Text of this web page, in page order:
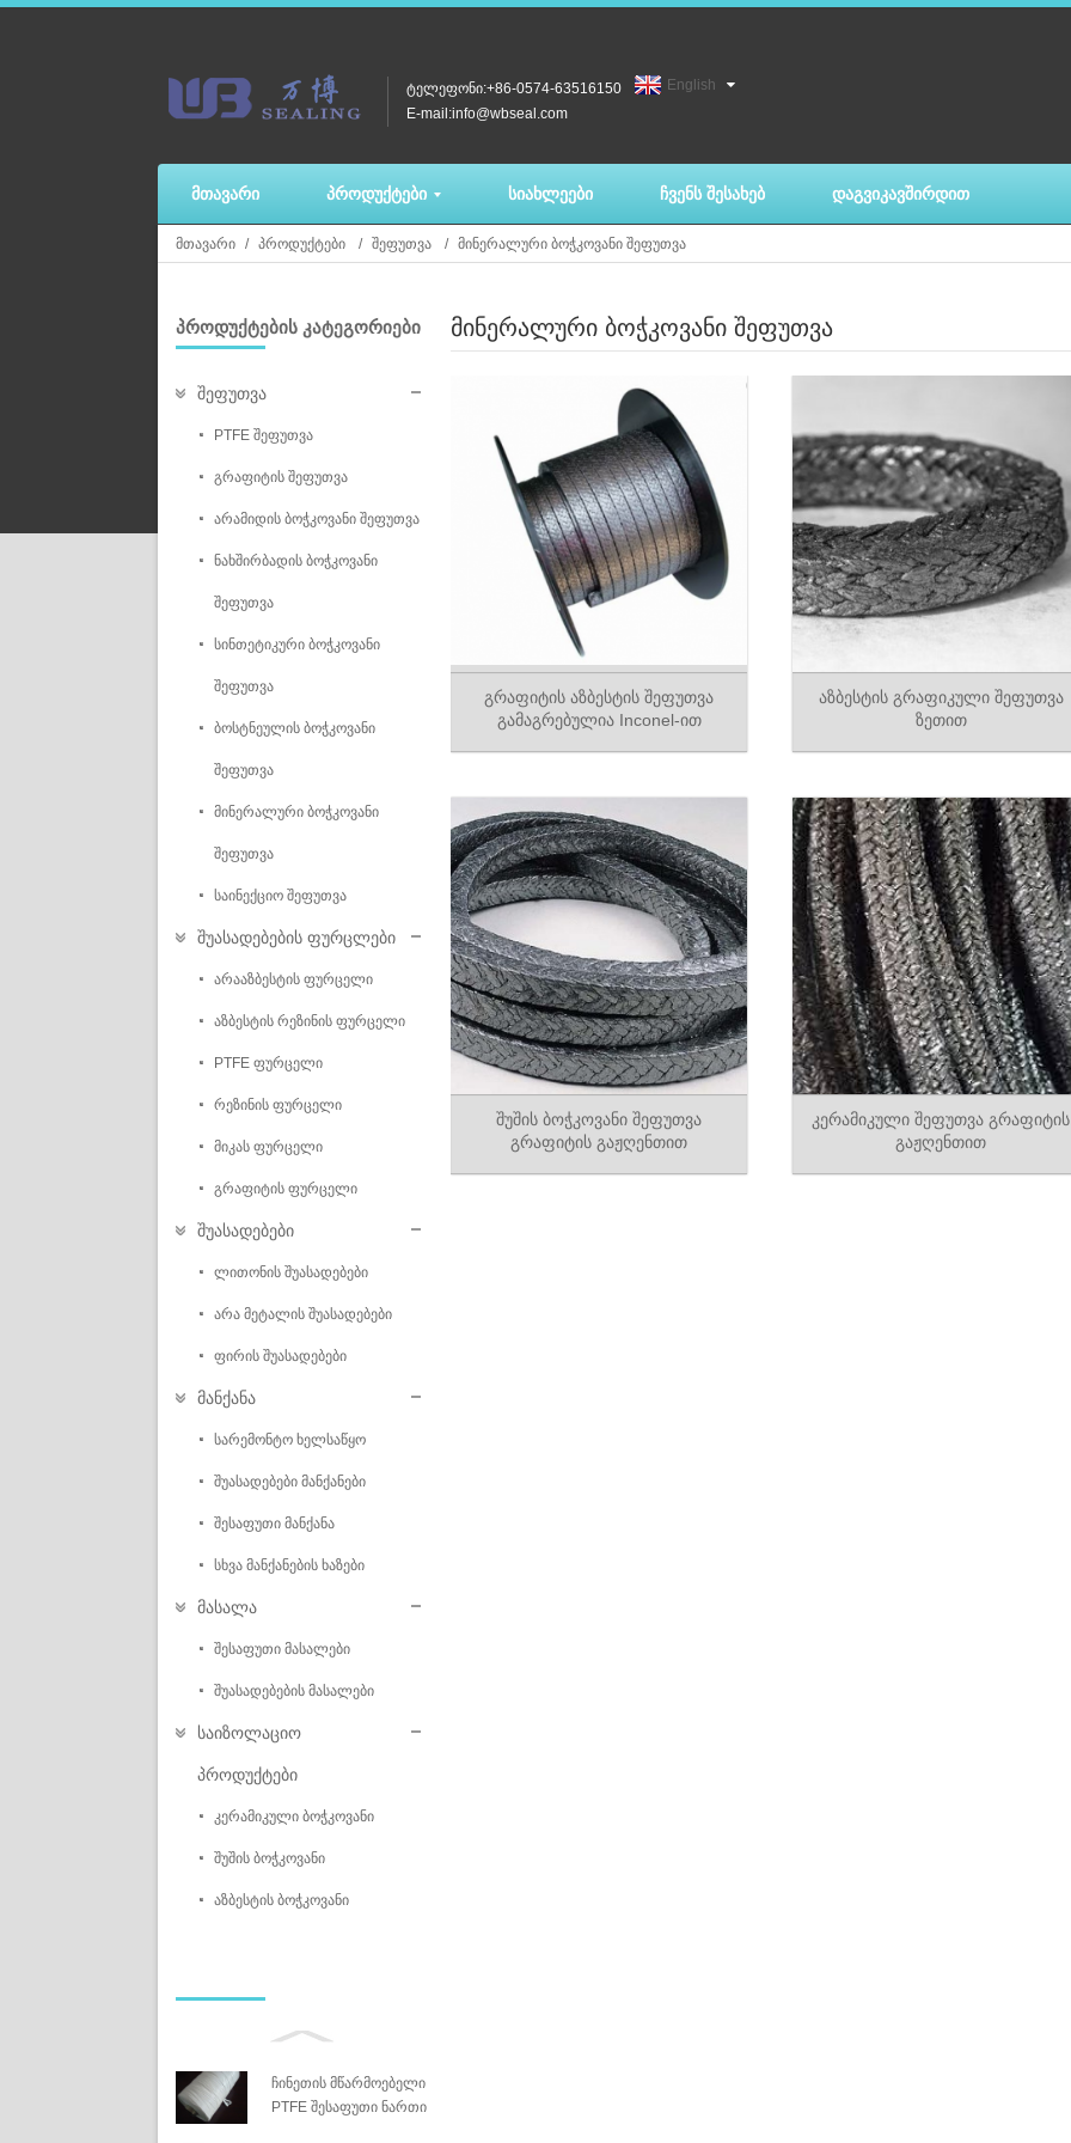
ტელეფონი:+86-0574-63516150
E-mail:info@wbseal.com
English
ᲛᲗᲐᲕᲐᲠᲘ ᲞᲠᲝᲓᲣᲥᲢᲔᲑᲘ ᲡᲘᲐᲮᲚᲔᲔᲑᲘ ᲩᲕᲔᲜᲡ ᲨᲔᲡᲐᲮᲔᲑ ᲓᲐᲒᲕᲘᲙᲐᲕᲨᲘᲠᲓᲘᲗ
ᲛᲗᲐᲕᲐᲠᲘ ᲞᲠᲝᲓᲣᲥᲢᲔᲑᲘ ᲨᲔᲤᲣᲗᲕᲐ ᲛᲘᲜᲔᲠᲐᲚᲣᲠᲘ ᲑᲝᲭᲙᲝᲕᲐᲜᲘ ᲨᲔᲤᲣᲗᲕᲐ
ᲞᲠᲝᲓᲣᲥᲢᲔᲑᲘᲡ ᲙᲐᲢᲔᲒᲝᲠᲘᲔᲑᲘ
შეფუთვა
PTFE შეფუთვა
გრაფიტის შეფუთვა
არამიდის ბოჭკოვანი შეფუთვა
ნახშირბადის ბოჭკოვანი
შეფუთვა
სინთეტიკური ბოჭკოვანი
შეფუთვა
ბოსტნეულის ბოჭკოვანი
შეფუთვა
მინერალური ბოჭკოვანი
შეფუთვა
საინექციო შეფუთვა
შუასადებების ფურცლები
არააზბესტის ფურცელი
აზბესტის რეზინის ფურცელი
PTFE ფურცელი
რეზინის ფურცელი
მიკას ფურცელი
გრაფიტის ფურცელი
შუასადებები
ლითონის შუასადებები
არა მეტალის შუასადებები
ფირის შუასადებები
მანქანა
სარემონტო ხელსაწყო
შუასადებები მანქანები
შესაფუთი მანქანა
სხვა მანქანების ხაზები
მასალა
შესაფუთი მასალები
შუასადებების მასალები
საიზოლაციო
პროდუქტები
კერამიკული ბოჭკოვანი
შუშის ბოჭკოვანი
აზბესტის ბოჭკოვანი
ჩინეთის მწარმოებელი
PTFE შესაფუთი ნართი
ᲛᲘᲜᲔᲠᲐᲚᲣᲠᲘ ᲑᲝᲭᲙᲝᲕᲐᲜᲘ ᲨᲔᲤᲣᲗᲕᲐ
გრაფიტის აზბესტის შეფუთვა
გამაგრებულია Inconel-ით
აზბესტის გრაფიკული შეფუთვა
ზეთით
შუშის ბოჭკოვანი შეფუთვა
გრაფიტის გაჟღენთით
კერამიკული შეფუთვა გრაფიტის
გაჟღენთით